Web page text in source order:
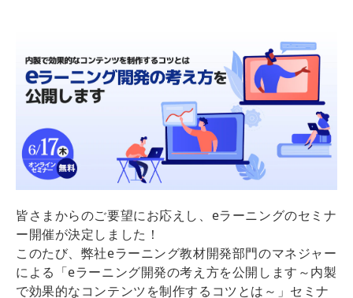
皆さまからのご要望にお応えし、eラーニングのセミナ
ー開催が決定しました！
このたび、弊社eラーニング教材開発部門のマネジャー
による「eラーニング開発の考え方を公開します～内製
で効果的なコンテンツを制作するコツとは～」セミナ